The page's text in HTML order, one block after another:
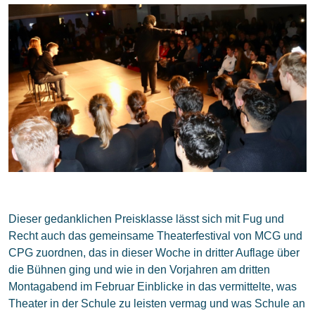
Dieser gedanklichen Preisklasse lässt sich mit Fug und
Recht auch das gemeinsame Theaterfestival von MCG und
CPG zuordnen, das in dieser Woche in dritter Auflage über
die Bühnen ging und wie in den Vorjahren am dritten
Montagabend im Februar Einblicke in das vermittelte, was
Theater in der Schule zu leisten vermag und was Schule an